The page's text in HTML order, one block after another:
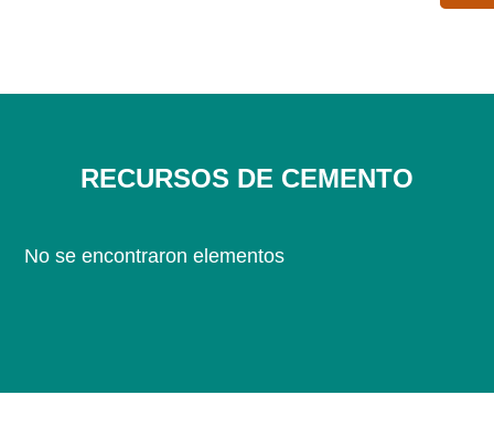
RECURSOS DE CEMENTO
No se encontraron elementos